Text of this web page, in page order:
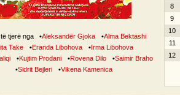
tjerë nga •Aleksandër Gjoka •Alma Bektashi
Take •Eranda Libohova •Irma Libohova
•Kujtim Prodani •Rovena Dilo •Saimir Braho
•Sidrit Bejleri •Vikena Kamenica
8
9
10
11
12